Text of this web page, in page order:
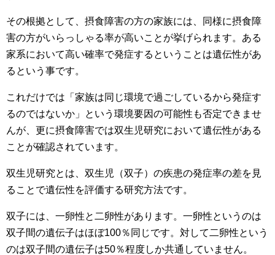
その根拠として、摂食障害の方の家族には、同様に摂食障
害の方がいらっしゃる率が高いことが挙げられます。ある
家系において高い確率で発症するということは遺伝性があ
るという事です。
これだけでは「家族は同じ環境で過ごしているから発症す
るのではないか」という環境要因の可能性も否定できませ
んが、更に摂食障害では双生児研究において遺伝性がある
ことが確認されています。
双生児研究とは、双生児（双子）の疾患の発症率の差を見
ることで遺伝性を評価する研究方法です。
双子には、一卵性と二卵性があります。一卵性というのは
双子間の遺伝子はほぼ100％同じです。対して二卵性という
のは双子間の遺伝子は50％程度しか共通していません。